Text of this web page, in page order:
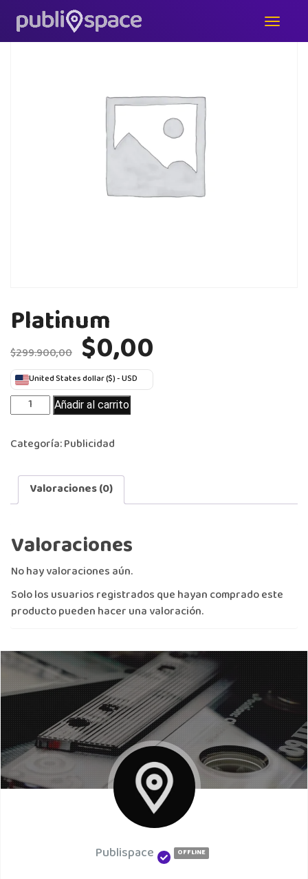
Great Deal
Platinum
$299.900,00 $0,00
United States dollar ($) - USD
Añadir al carrito
Categoría:Publicidad
Valoraciones (0)
Valoraciones
No hay valoraciones aún.
Solo los usuarios registrados que hayan comprado este
producto pueden hacer una valoración.
Publispace OFFLINE